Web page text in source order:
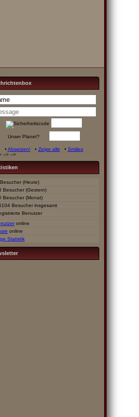
mRc][Server + + + + + + + + + +
Unser Planet?
• Absetzen! • Zeige alle • Smilies
--> -->
(Heute)
Besucher (Gestern)
Besucher (Monat)
Besucher insgesamt
Benutzer
online
online
Statistik